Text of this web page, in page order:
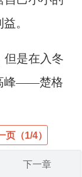
。
但是在入冬
峰——楚格
（1/4）
下一章